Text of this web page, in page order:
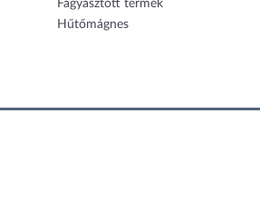
Fagyasztott termék
Hűtőmágnes